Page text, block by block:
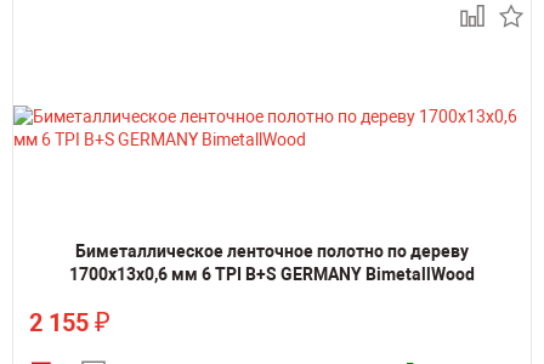
Биметаллическое ленточное полотно по дереву
1700х13х0,6 мм 6 TPI B+S GERMANY BimetallWood
2 155 ₽